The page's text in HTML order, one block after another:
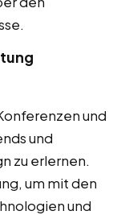
und
und
zu erlernen.
um mit den
und